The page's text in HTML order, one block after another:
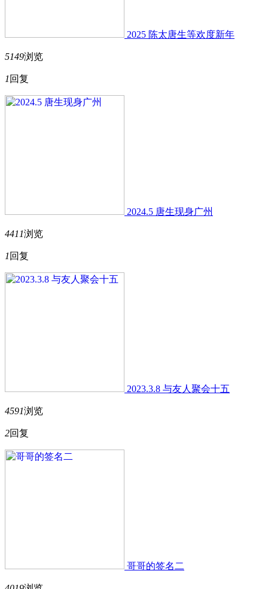
2025 陈太唐生等欢度新年
5149浏览
1 回复
2024.5 唐生现身广州
4411浏览
1 回复
2023.3.8 与友人聚会十五
4591浏览
2回复
哥哥的签名二